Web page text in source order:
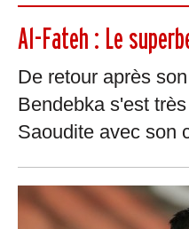
Al-Fateh : Le
De retour après
Bendebka s'est
Saoudite avec son